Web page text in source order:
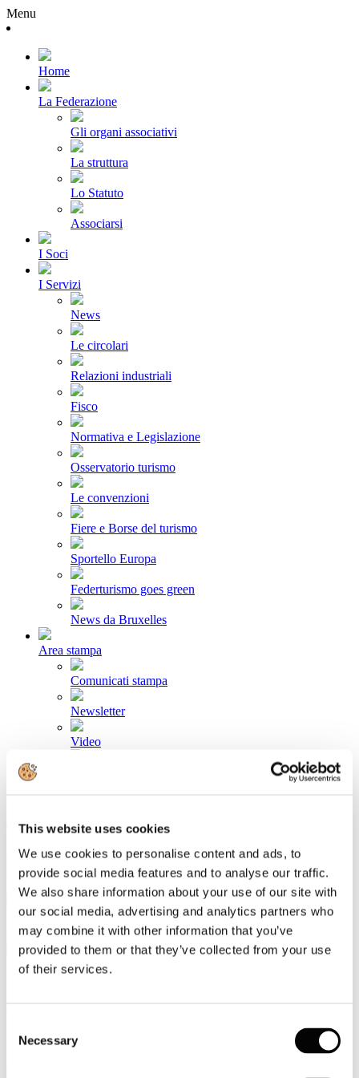
This website uses cookies
We use cookies to personalise content and ads, to
provide social media features and to analyse our traffic.
We also share information about your use of our site with
our social media, advertising and analytics partners who
may combine it with other information that you’ve
provided to them or that they’ve collected from your use
of their services.
Selection
Necessary
Menu
Home
La Federazione
Gli organi associativi
La struttura
Lo Statuto
Associarsi
I Soci
I Servizi
News
Le circolari
Relazioni industriali
Fisco
Normativa e Legislazione
Osservatorio turismo
Le convenzioni
Fiere e Borse del turismo
Sportello Europa
Federturismo goes green
News da Bruxelles
Area stampa
Comunicati stampa
Newsletter
Video
Tel. +39 320 57 80 986
Come aderire
Login
Cerca...
di Shangai